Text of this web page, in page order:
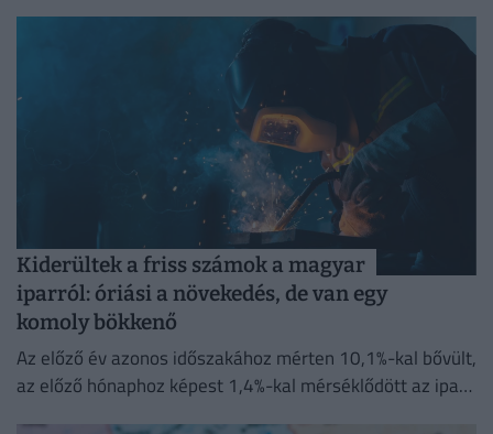
Kiderültek a friss számok a magyar
iparról: óriási a növekedés, de van egy
komoly bökkenő
Az előző év azonos időszakához mérten 10,1%-kal bővült,
az előző hónaphoz képest 1,4%-kal mérséklődött az ipari